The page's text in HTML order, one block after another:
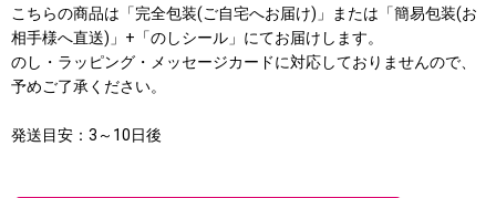
こちらの商品は「完全包装(ご自宅へお届け)」または「簡易包装(お
相手様へ直送)」+「のしシール」にてお届けします。
のし・ラッピング・メッセージカードに対応しておりませんので、
予めご了承ください。
発送目安：3～10日後